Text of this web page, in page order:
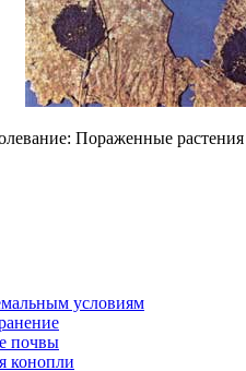
Пораженные
условиям
почвы
конопли